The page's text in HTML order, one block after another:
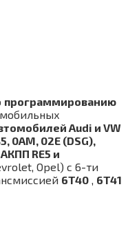
программированию
Audi и VW
0AM, 02E (DSG),
RE5 и
Opel) c 6-ти
6T40
6T41